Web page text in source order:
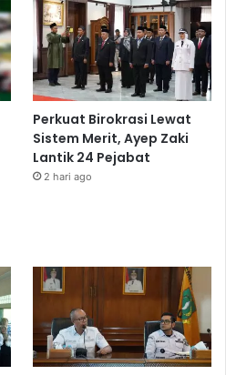
Perkuat Birokrasi Lewat
Sistem Merit, Ayep Zaki
Lantik 24 Pejabat
2 hari ago